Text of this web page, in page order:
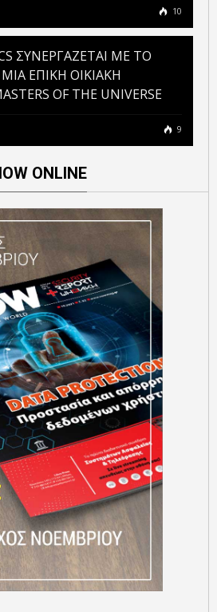
10
ΣΥΝΕΡΓΑΖΕΤΑΙ ΜΕ ΤΟ
ΜΙΑ ΕΠΙΚΗ ΟΙΚΙΑΚΗ
OF THE UNIVERSE
9
ONLINE